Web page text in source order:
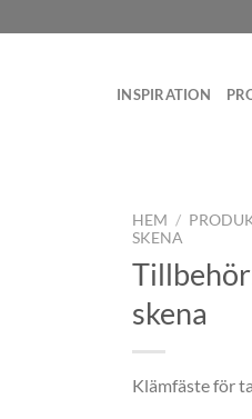
INSPIRATION
HEM /
SKENA
skena
Klämfäste för